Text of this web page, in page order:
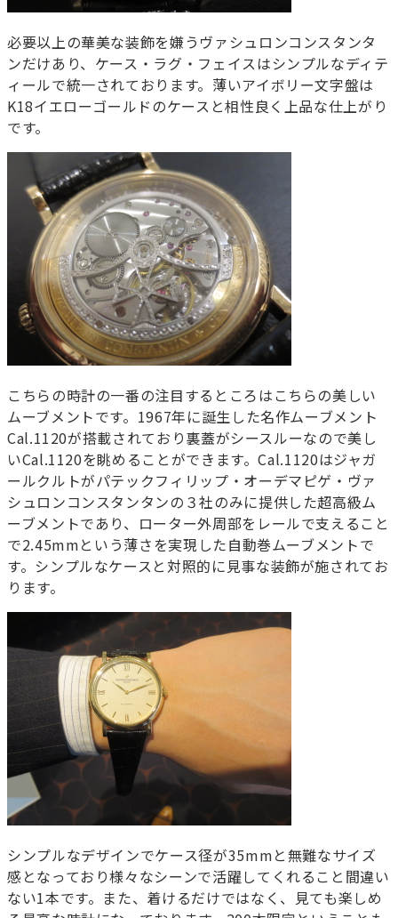
必要以上の華美な装飾を嫌うヴァシュロンコンスタンタ
ンだけあり、ケース・ラグ・フェイスはシンプルなディテ
ィールで統一されております。薄いアイボリー文字盤は
K18イエローゴールドのケースと相性良く上品な仕上がり
です。
こちらの時計の一番の注目するところはこちらの美しい
ムーブメントです。1967年に誕生した名作ムーブメント
Cal.1120が搭載されており裏蓋がシースルーなので美し
いCal.1120を眺めることができます。Cal.1120はジャガ
ールクルトがパテックフィリップ・オーデマピゲ・ヴァ
シュロンコンスタンタンの３社のみに提供した超高級ム
ーブメントであり、ローター外周部をレールで支えること
で2.45mmという薄さを実現した自動巻ムーブメントで
す。シンプルなケースと対照的に見事な装飾が施されてお
ります。
シンプルなデザインでケース径が35mmと無難なサイズ
感となっており様々なシーンで活躍してくれること間違い
ない1本です。また、着けるだけではなく、見ても楽しめ